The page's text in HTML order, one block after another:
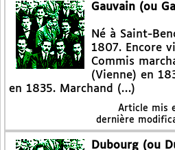
Gauvain (ou
Né à Saint-
1807. Encore
Commis
(Vienne) en
en 1835. Marchand (…)
Article mis
dernière
Dubourg (ou